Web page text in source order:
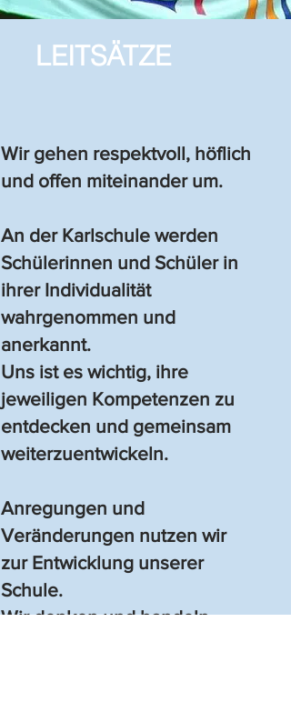
LEITSÄTZE
Wir gehen respektvoll, höflich
und offen miteinander um.
An der Karlschule werden
Schülerinnen und Schüler in
ihrer Individualität
wahrgenommen und
anerkannt.
Uns ist es wichtig, ihre
jeweiligen Kompetenzen zu
entdecken und gemeinsam
weiterzuentwickeln.
Anregungen und
Veränderungen nutzen wir
zur Entwicklung unserer
Schule.
Wir denken und handeln